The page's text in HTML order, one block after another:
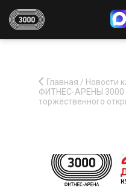
Главная / Новости
ФИТНЕС-АРЕНЫ 3000
торжественного